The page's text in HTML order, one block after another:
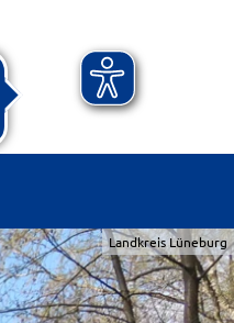
Landkreis Lüneburg